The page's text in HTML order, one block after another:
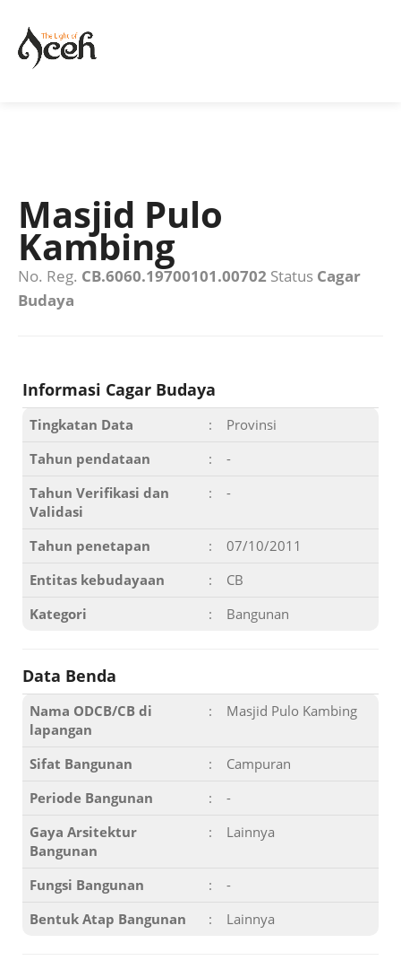
Masjid Pulo
Kambing
No. Reg. CB.6060.19700101.00702 Status Cagar
Budaya
Informasi Cagar Budaya
Tingkatan Data :
Provinsi
Tahun pendataan
:
-
Tahun Verifikasi dan
Validasi
: -
Tahun penetapan :
07/10/2011
Entitas kebudayaan
:
CB
Kategori
: Bangunan
Data Benda
Nama ODCB/CB di
lapangan
: Masjid Pulo Kambing
Sifat Bangunan :
Campuran
Periode Bangunan
:
-
Gaya Arsitektur
Bangunan
: Lainnya
Fungsi Bangunan :
-
Bentuk Atap Bangunan
: Lainnya